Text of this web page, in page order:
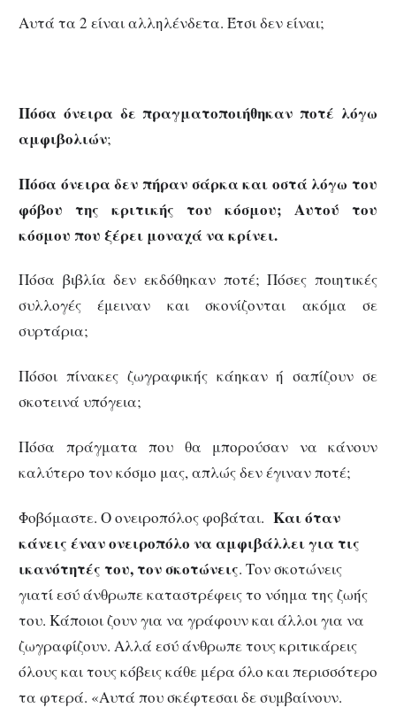
Αυτά τα 2 είναι αλληλένδετα. Έτσι δεν είναι;
Πόσα όνειρα δε πραγματοποιήθηκαν ποτέ λόγω
αμφιβολιών;
Πόσα όνειρα δεν πήραν σάρκα και οστά λόγω του
φόβου της κριτικής του κόσμου; Αυτού του
κόσμου που ξέρει μοναχά να κρίνει.
Πόσα βιβλία δεν εκδόθηκαν ποτέ; Πόσες ποιητικές
συλλογές έμειναν και σκονίζονται ακόμα σε
συρτάρια;
Πόσοι πίνακες ζωγραφικής κάηκαν ή σαπίζουν σε
σκοτεινά υπόγεια;
Πόσα πράγματα που θα μπορούσαν να κάνουν
καλύτερο τον κόσμο μας, απλώς δεν έγιναν ποτέ;
Φοβόμαστε. Ο ονειροπόλος φοβάται. Και όταν
κάνεις έναν ονειροπόλο να αμφιβάλλει για τις
ικανότητές του, τον σκοτώνεις. Τον σκοτώνεις
γιατί εσύ άνθρωπε καταστρέφεις το νόημα της ζωής
του. Κάποιοι ζουν για να γράφουν και άλλοι για να
ζωγραφίζουν. Αλλά εσύ άνθρωπε τους κριτικάρεις
όλους και τους κόβεις κάθε μέρα όλο και περισσότερο
τα φτερά. «Αυτά που σκέφτεσαι δε συμβαίνουν.